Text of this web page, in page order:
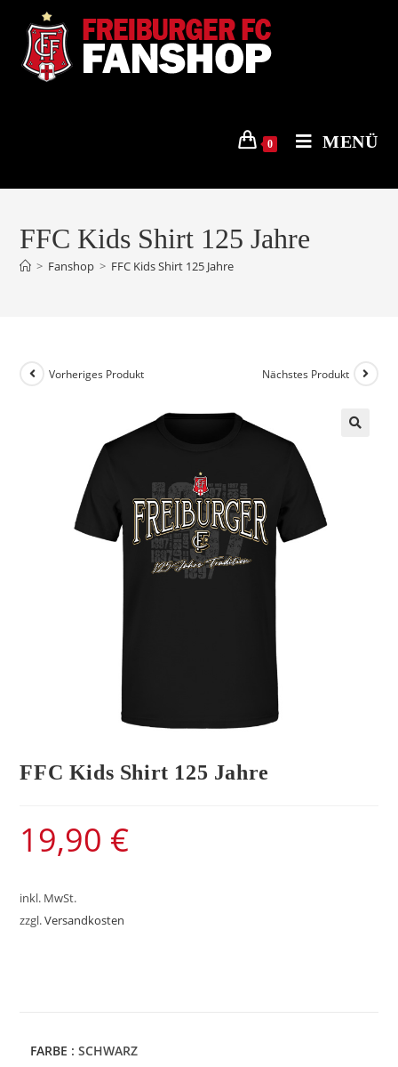
Inhalt
springen
0 MENÜ
FFC Kids Shirt 125 Jahre
> Fanshop > FFC Kids Shirt 125 Jahre
Vorheriges Produkt Nächstes Produkt
FFC Kids Shirt 125 Jahre
19,90 €
inkl. MwSt.
zzgl.Versandkosten
FARBE : SCHWARZ